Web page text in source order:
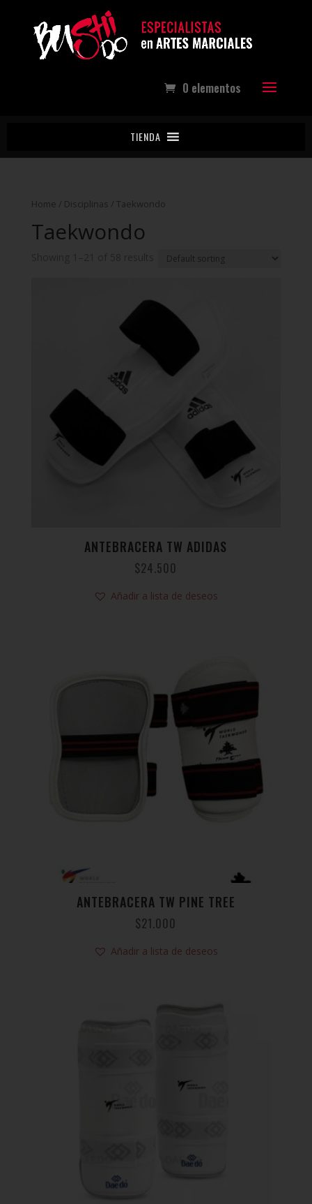
0 elementos
TIENDA
Home / Disciplinas / Taekwondo
Taekwondo
ANTEBRACERA TW ADIDAS
$24.500
Añadir a lista de deseos
ANTEBRACERA TW PINE TREE
$21.000
Añadir a lista de deseos